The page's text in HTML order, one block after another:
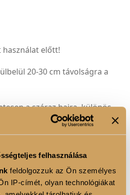
felhasználása
feldolgozzuk az Ön személyes
IP-címét, olyan technológiákat
használat előtt!
20-30 cm távolságra a
a száraz hajra, különös
frizura rögzítésére!
biztosítson